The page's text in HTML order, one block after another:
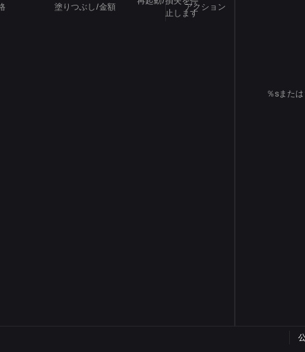
塗りつぶし/金額
止します
アクション
％sまた